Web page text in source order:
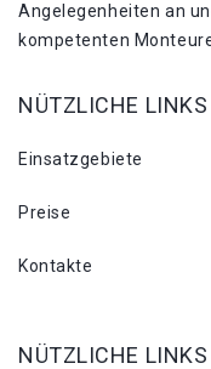
Angelegenheiten an
kompetenten
NÜTZLICHE LINKS
Einsatzgebiete
Preise
Kontakte
NÜTZLICHE LINKS